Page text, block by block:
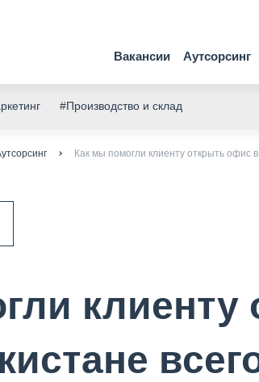
Вакансии Аутсорсинг
#Производство и склад
Как мы помогли клиенту открыть офис
клиенту